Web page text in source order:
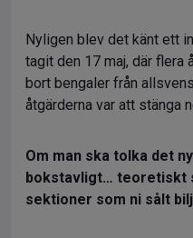
Nyligen blev det känt ett
tagit den 17 maj, där flera
bort bengaler från
åtgärderna var att stänga
Om man ska tolka det
bokstavligt… teoretiskt
sektioner som ni sålt